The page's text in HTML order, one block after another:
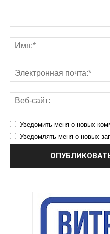
Уведомить меня о новых
Уведомлять меня о новых